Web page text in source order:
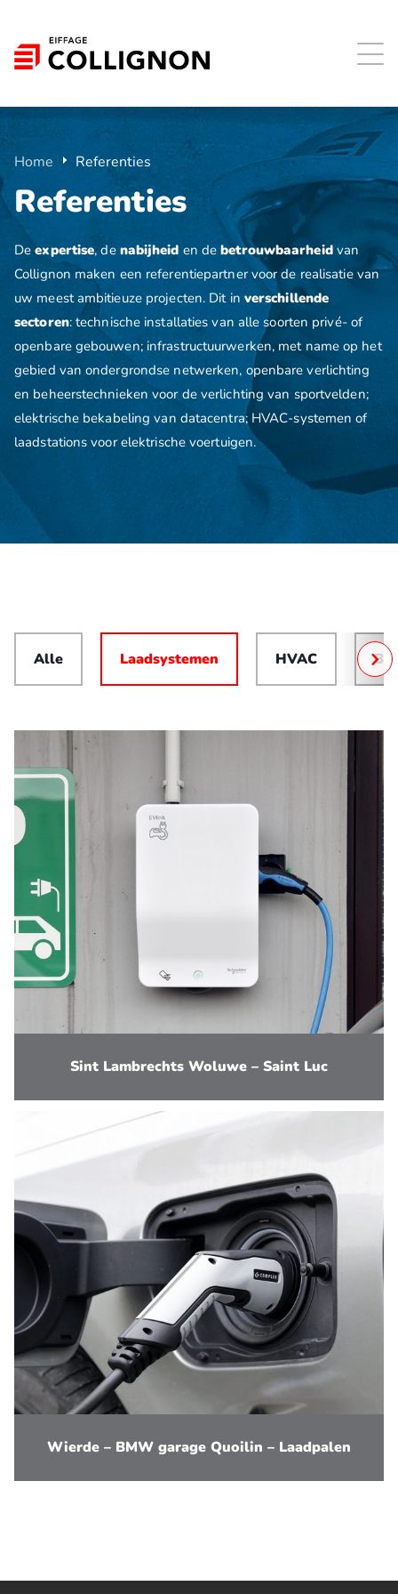
Home Referenties
Referenties
Deexpertise, de nabijheid en debetrouwbaarheidvan
Collignon maken een referentiepartner voor de realisatie van
uw meest ambitieuze projecten. Dit in verschillende
sectoren: technische installaties van alle soorten privé- of
openbare gebouwen; infrastructuurwerken, met name op het
gebied van ondergrondse netwerken, openbare verlichting
en beheerstechnieken voor de verlichting van sportvelden;
elektrische bekabeling van datacentra; HVAC-systemen of
laadstations voor elektrische voertuigen.
Alle Laadsystemen HVAC
Sint Lambrechts Woluwe – Saint Luc
Wierde – BMW garage Quoilin – Laadpalen